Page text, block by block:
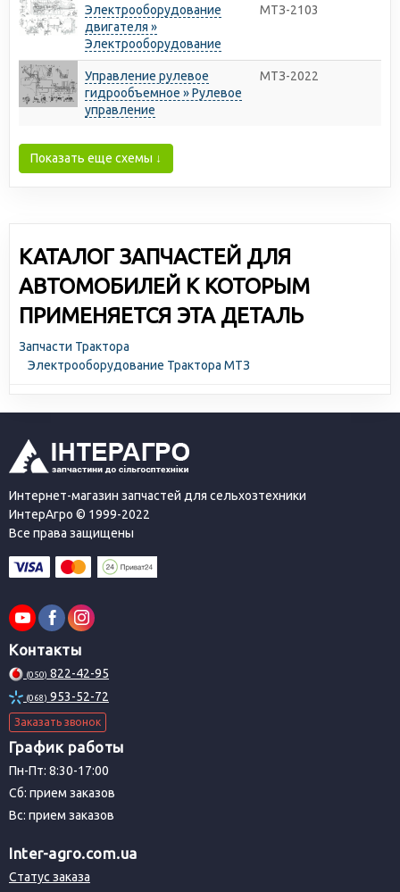
Электрооборудование
двигателя »
Электрооборудование
МТЗ-2103
Управление рулевое
гидрообъемное » Рулевое
управление
МТЗ-2022
Показать еще схемы ↓
КАТАЛОГ ЗАПЧАСТЕЙ ДЛЯ
АВТОМОБИЛЕЙ К КОТОРЫМ
ПРИМЕНЯЕТСЯ ЭТА ДЕТАЛЬ
Запчасти Трактора
Электрооборудование Трактора МТЗ
Интернет-магазин запчастей для сельхозтехники
ИнтерАгро © 1999-2022
Все права защищены
Контакты
(050) 822-42-95
(068) 953-52-72
Заказать звонок
График работы
Пн-Пт: 8:30-17:00
Сб: прием заказов
Вс: прием заказов
Inter-agro.com.ua
Статус заказа